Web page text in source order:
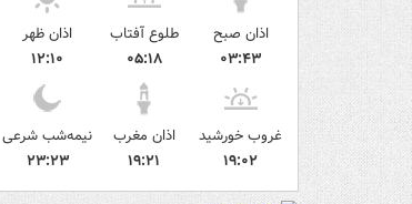
اذان صبح
۰۳:۴۳
طلوع آفتاب
۰۵:۱۸
اذان ظهر
۱۲:۱۰
غروب خورشید
۱۹:۰۲
اذان مغرب
۱۹:۲۱
نیمه‌شب شرعی
۲۳:۲۳